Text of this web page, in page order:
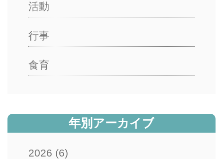
活動
行事
食育
年別アーカイブ
2026 (6)